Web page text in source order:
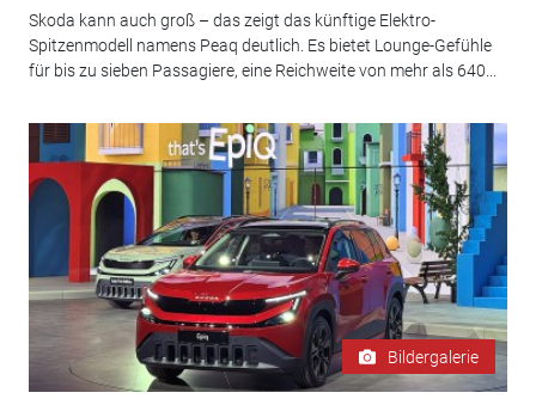
Skoda kann auch groß – das zeigt das künftige Elektro-
Spitzenmodell namens Peaq deutlich. Es bietet Lounge-Gefühle
für bis zu sieben Passagiere, eine Reichweite von mehr als 640...
Bildergalerie